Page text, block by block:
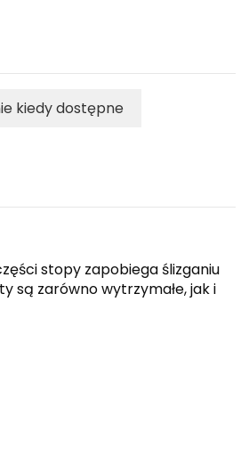
kiedy dostępne
stopy zapobiega ślizganiu
są zarówno wytrzymałe, jak i